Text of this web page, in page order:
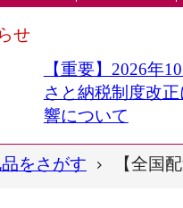
せ
【重要】2026年
さと納税制度改
響について
をさがす 【全国